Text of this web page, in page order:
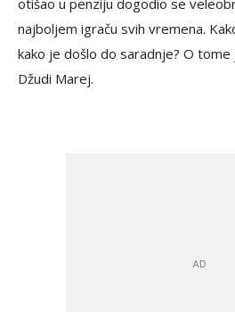
otišao u penziju dogodio se
najboljem igraču svih vremena.
kako je došlo do saradnje? O
Džudi Marej.